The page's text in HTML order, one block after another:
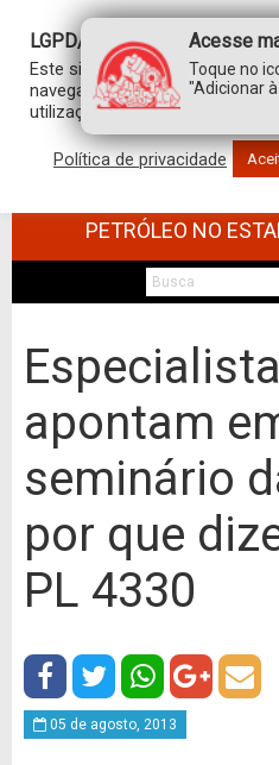
SINDICATO DOS
PETRÓLEO NO
apontam
seminário
por que
PL 4330
05 de agosto, 2013
LGPD/GDPR
Este site usa cookies para
navegação. Ao clicar em
utilização de TODOS os cookies.
Política de privacidade
Acesse
Toque no
"Adicionar